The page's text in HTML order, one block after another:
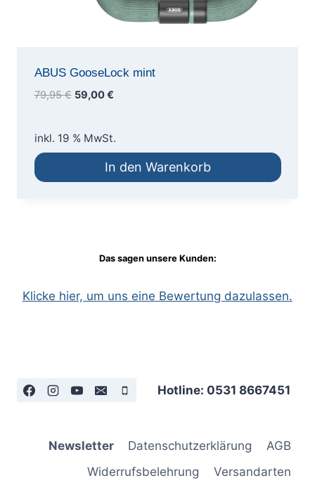
ABUS GooseLock mint
79,95€ Ursprünglicher
79,95 €
59,00€Aktueller
59,00 €.
inkl. 19 % MwSt.
In den Warenkorb
Das sagen unsere Kunden:
Klicke hier, um uns eine Bewertung dazulassen.
Hotline: 0531 8667451
Newsletter Datenschutzerklärung
AGB
Widerrufsbelehrung
Versandarten